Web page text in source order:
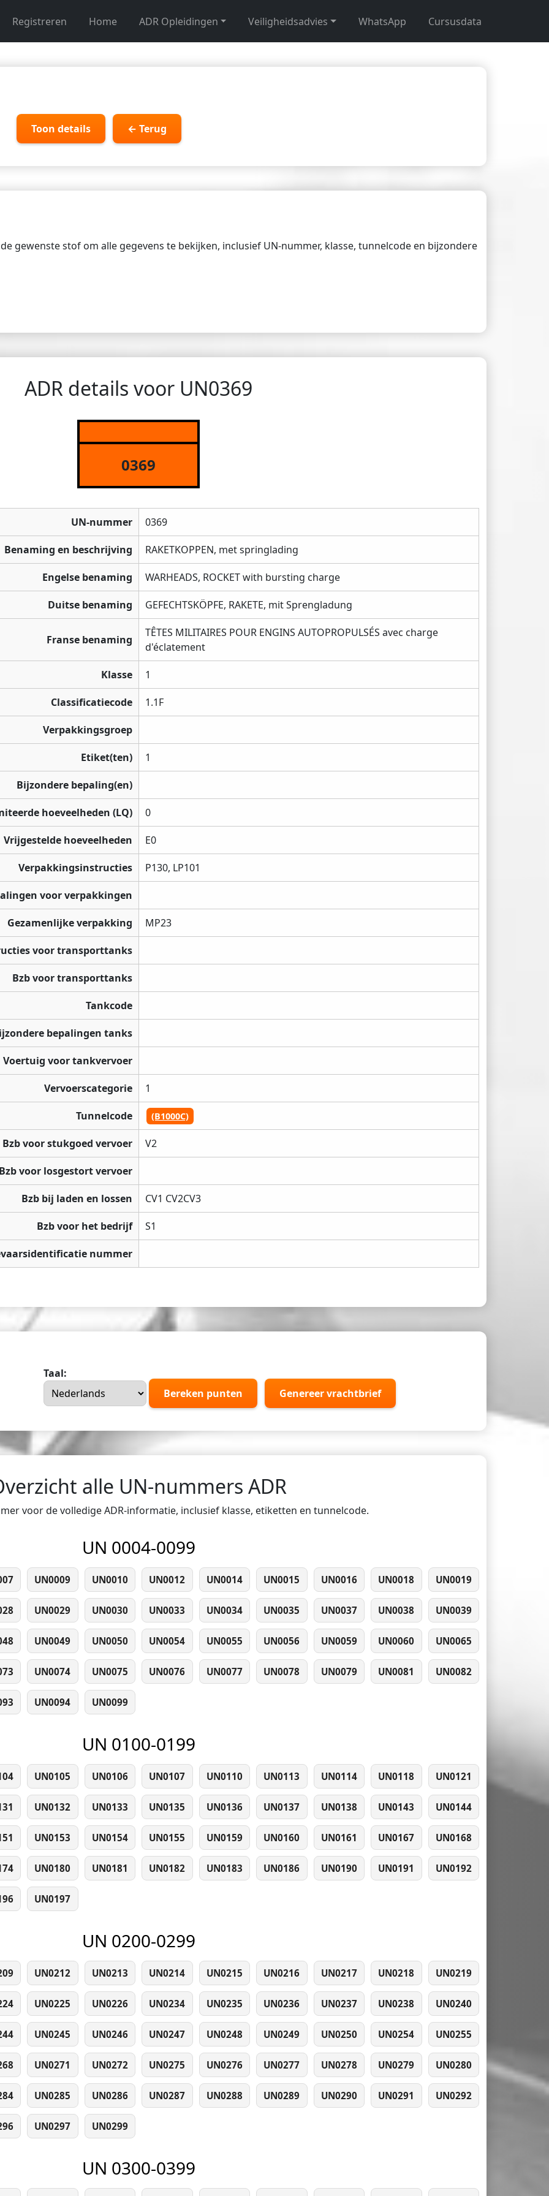
Registreren Home ADR Opleidingen Veiligheidsadvies WhatsApp Cursusdata
Toon details ← Terug
gewenste stof om alle gegevens te bekijken, inclusief UN-nummer, klasse, tunnelcode en bijzondere
ADR details voor UN0369
0369
UN-nummer 0369
Benaming en beschrijving RAKETKOPPEN, met springlading
Engelse benaming WARHEADS, ROCKET with bursting charge
Duitse benaming GEFECHTSKÖPFE, RAKETE, mit Sprengladung
Franse benaming
TÊTES MILITAIRES POUR ENGINS AUTOPROPULSÉS avec charge
d'éclatement
Klasse 1
Classificatiecode 1.1F
Verpakkingsgroep
Etiket(ten) 1
Bijzondere bepaling(en)
hoeveelheden (LQ) 0
Vrijgestelde hoeveelheden E0
Verpakkingsinstructies P130, LP101
voor verpakkingen
Gezamenlijke verpakking MP23
voor transporttanks
Bzb voor transporttanks
Tankcode
bepalingen tanks
Voertuig voor tankvervoer
Vervoerscategorie 1
Tunnelcode (B1000C)
Bzb voor stukgoed vervoer V2
voor losgestort vervoer
Bzb bij laden en lossen CV1 CV2CV3
Bzb voor het bedrijf S1
nummer
Taal:
Bereken punten
Genereer vrachtbrief
alle UN-nummers ADR
voor de volledige ADR-informatie, inclusief klasse, etiketten en tunnelcode.
UN 0004-0099
UN0009 UN0010 UN0012 UN0014 UN0015 UN0016 UN0018 UN0019
UN0029 UN0030 UN0033 UN0034 UN0035 UN0037 UN0038 UN0039
UN0049 UN0050 UN0054 UN0055 UN0056 UN0059 UN0060 UN0065
UN0074 UN0075 UN0076 UN0077 UN0078 UN0079 UN0081 UN0082
UN0094 UN0099
UN 0100-0199
UN0105 UN0106 UN0107 UN0110 UN0113 UN0114 UN0118 UN0121
UN0132 UN0133 UN0135 UN0136 UN0137 UN0138 UN0143 UN0144
UN0153 UN0154 UN0155 UN0159 UN0160 UN0161 UN0167 UN0168
UN0180 UN0181 UN0182 UN0183 UN0186 UN0190 UN0191 UN0192
UN0197
UN 0200-0299
UN0212 UN0213 UN0214 UN0215 UN0216 UN0217 UN0218 UN0219
UN0225 UN0226 UN0234 UN0235 UN0236 UN0237 UN0238 UN0240
UN0245 UN0246 UN0247 UN0248 UN0249 UN0250 UN0254 UN0255
UN0271 UN0272 UN0275 UN0276 UN0277 UN0278 UN0279 UN0280
UN0285 UN0286 UN0287 UN0288 UN0289 UN0290 UN0291 UN0292
UN0297 UN0299
UN 0300-0399